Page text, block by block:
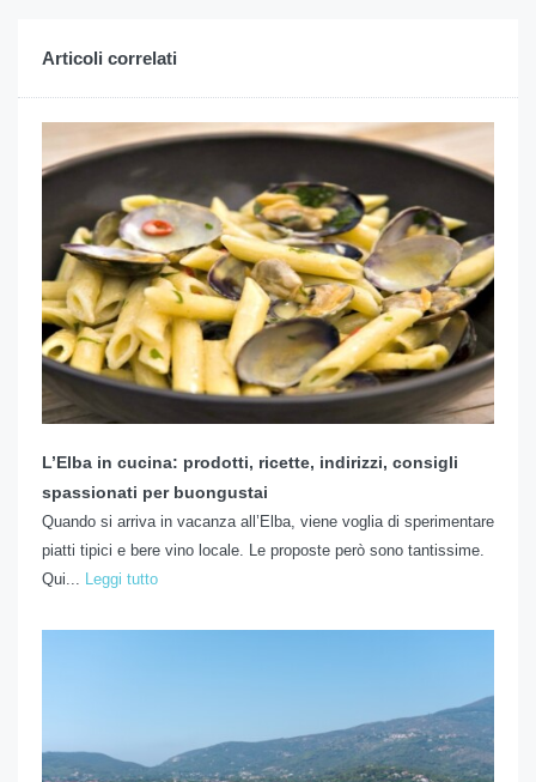
Articoli correlati
L’Elba in cucina: prodotti, ricette, indirizzi, consigli
spassionati per buongustai
Quando si arriva in vacanza all’Elba, viene voglia di sperimentare
piatti tipici e bere vino locale. Le proposte però sono tantissime.
Qui... Leggi tutto